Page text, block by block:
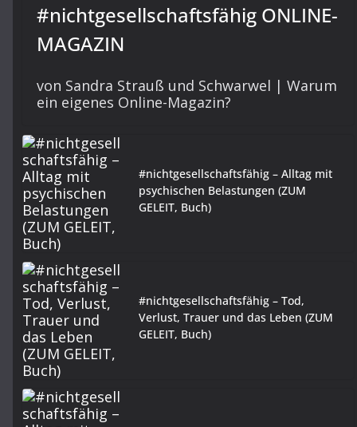
#nichtgesellschaftsfähig ONLINE-
MAGAZIN
von Sandra Strauß und Schwarwel | Warum
ein eigenes Online-Magazin?
#nichtgesellschaftsfähig – Alltag mit
psychischen Belastungen (ZUM
GELEIT, Buch)
#nichtgesellschaftsfähig – Tod,
Verlust, Trauer und das Leben (ZUM
GELEIT, Buch)